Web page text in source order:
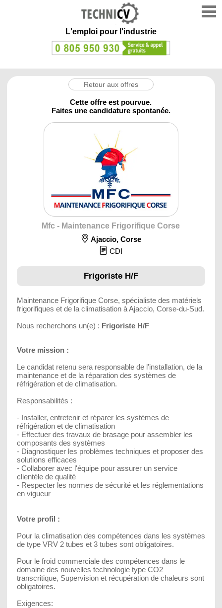
L'emploi pour l'industrie
Retour aux offres
Cette offre est pourvue.
Faites une candidature spontanée.
Mfc - Maintenance Frigorifique Corse
Ajaccio, Corse
CDI
Frigoriste H/F
Maintenance Frigorifique Corse, spécialiste des matériels
frigorifiques et de la climatisation à Ajaccio, Corse-du-Sud.
Nous recherchons un(e) : Frigoriste H/F
Votre mission :
Le candidat retenu sera responsable de l'installation, de la
maintenance et de la réparation des systèmes de
réfrigération et de climatisation.
Responsabilités :
- Installer, entretenir et réparer les systèmes de
réfrigération et de climatisation
- Effectuer des travaux de brasage pour assembler les
composants des systèmes
- Diagnostiquer les problèmes techniques et proposer des
solutions efficaces
- Collaborer avec l'équipe pour assurer un service
clientèle de qualité
- Respecter les normes de sécurité et les réglementations
en vigueur
Votre profil :
Pour la climatisation des compétences dans les systèmes
de type VRV 2 tubes et 3 tubes sont obligatoires.
Pour le froid commerciale des compétences dans le
domaine des nouvelles technologie type CO2
transcritique, Supervision et récupération de chaleurs sont
obligatoires.
Exigences: